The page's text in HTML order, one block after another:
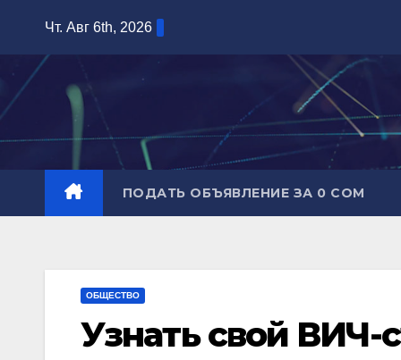
содержимому
Чт. Авг 6th, 2026
ПОДАТЬ ОБЪЯВЛЕНИЕ ЗА 0 СОМ
ОБЩЕСТВО
Узнать свой ВИЧ-